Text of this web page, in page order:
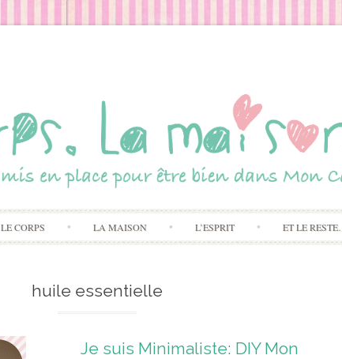
LE CORPS LA MAISON L’ESPRIT ET LE RESTE…
huile essentielle
Je suis Minimaliste: DIY Mon